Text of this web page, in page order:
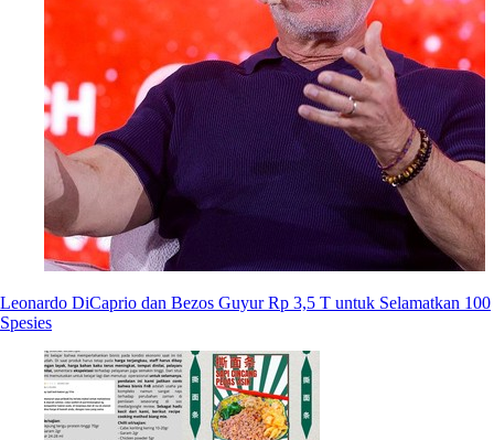
Leonardo DiCaprio dan Bezos Guyur Rp 3,5 T untuk Selamatkan 100
Spesies